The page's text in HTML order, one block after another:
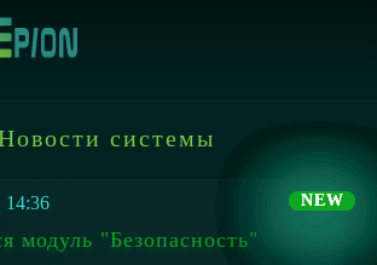
системы
14:36
модуль "Безопасность"